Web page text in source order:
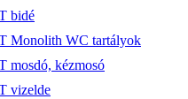
bidé
Monolith WC tartályok
mosdó, kézmosó
vizelde